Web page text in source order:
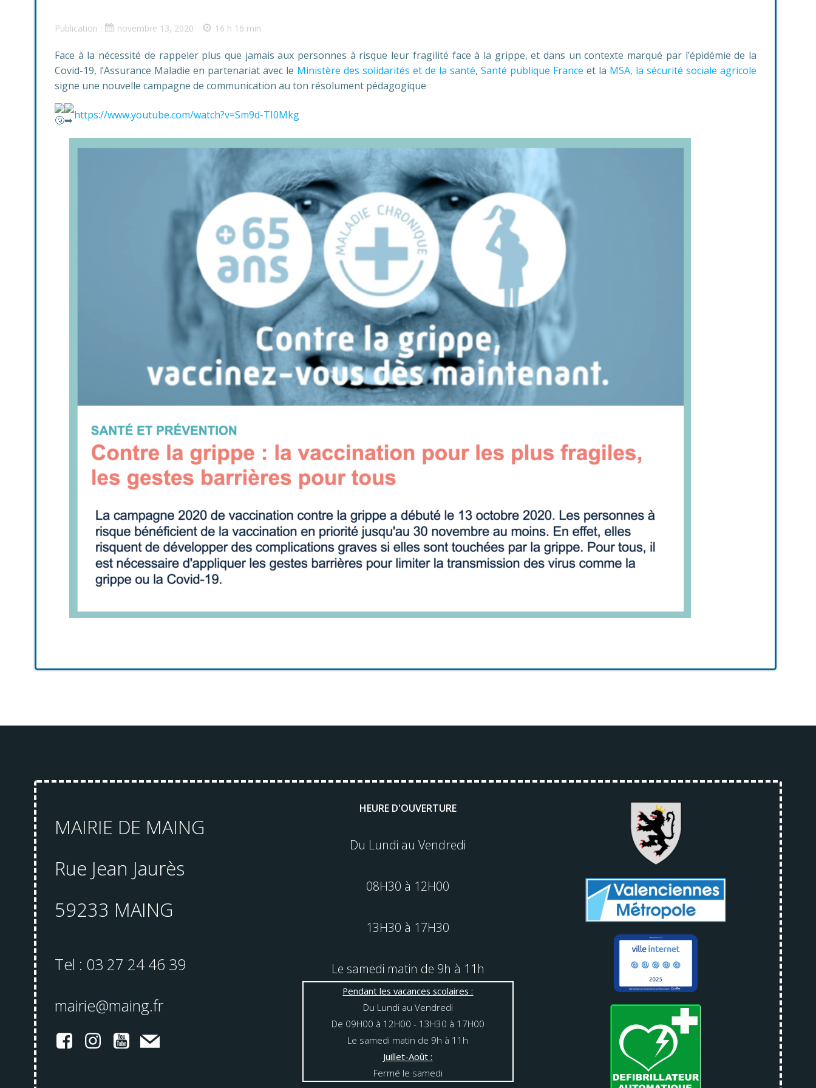
Publication : novembre 13, 2020 16 h 16 min
Face à la nécessité de rappeler plus que jamais aux personnes à risque leur fragilité face à la grippe, et dans un contexte marqué par l’épidémie de la
Covid-19, l’Assurance Maladie en partenariat avec le Ministère des solidarités et de la santé, Santé publique France et la MSA, la sécurité sociale agricole
signe une nouvelle campagne de communication au ton résolument pédagogique
https://www.youtube.com/watch?v=Sm9d-TI0Mkg
MAIRIE DE MAING
Rue Jean Jaurès
59233 MAING
Tel : 03 27 24 46 39
mairie@maing.fr
HEURE D'OUVERTURE
Du Lundi au Vendredi
08H30 à 12H00
13H30 à 17H30
Le samedi matin de 9h à 11h
Pendant les vacances scolaires :
Du Lundi au Vendredi
De 09H00 à 12H00 - 13H30 à 17H00
Le samedi matin de 9h à 11h
Juillet-Août :
Fermé le samedi